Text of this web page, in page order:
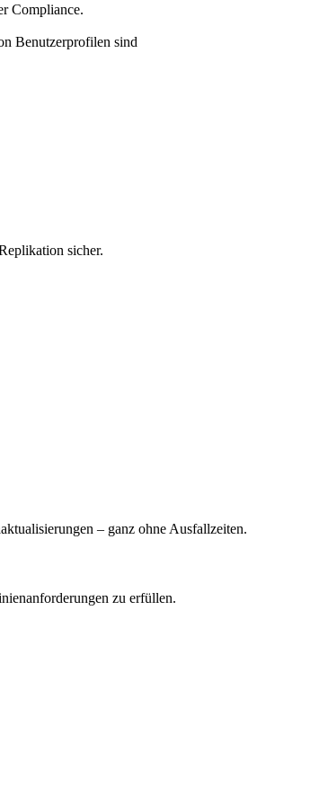
Compliance.
Benutzerprofilen sind
sicher.
– ganz ohne Ausfallzeiten.
zu erfüllen.